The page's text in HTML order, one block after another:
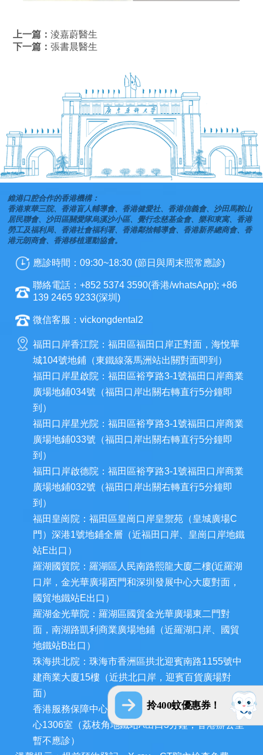
上一篇：淩嘉蔚醫生
下一篇：張書晨醫生
拎400蚊優惠券！
維港口腔合作的香港機構：
香港東華三院、香港盲人輔導會、香港健愛社、香港信義會、沙田馬鞍山
居民聯會、沙田區關愛隊烏溪沙小區、覺行念慈基金會、樂和東寓、香港
勞工及福利局、香港社會福利署、香港鄰捨輔導會、香港新界總商會、香
港元朗商會、香港移植運動協會。
應診時間：09:30~18:30 (節日與周末照常應診)
聯絡電話：+852 5374 3590(香港/whatsApp); +86
139 2465 9233(深圳)
微信客服：vickongdental2
福田口岸香江院：福田區福田口岸正對面，海悅華
城104號地鋪（東鐵線落馬洲站出關對面即到）
福田口岸星啟院：福田區裕亨路3-1號福田口岸商業
廣場地鋪034號（福田口岸出關右轉直行5分鐘即
到）
福田口岸星光院：福田區裕亨路3-1號福田口岸商業
廣場地鋪033號（福田口岸出關右轉直行5分鐘即
到）
福田口岸啟德院：福田區裕亨路3-1號福田口岸商業
廣場地鋪032號（福田口岸出關右轉直行5分鐘即
到）
福田皇崗院：福田區皇崗口岸皇禦苑（皇城廣場C
門）深港1號地鋪全層（近福田口岸、皇崗口岸地鐵
站E出口）
羅湖國貿院：羅湖區人民南路熙龍大廈二樓(近羅湖
口岸，金光華廣場西門和深圳發展中心大廈對面，
國貿地鐵站E出口）
羅湖金光華院：羅湖區國貿金光華廣場東二門對
面，南湖路凱利商業廣場地鋪（近羅湖口岸、國貿
地鐵站B出口）
珠海拱北院：珠海市香洲區拱北迎賓南路1155號中
建商業大廈15樓（近拱北口岸，迎賓百貨廣場對
面）
香港服務保障中心：九龍荔枝角長裕街11號定豐中
心1306室（荔枝角地鐵站A出口3分鐘，香港辦公室
暫不應診）